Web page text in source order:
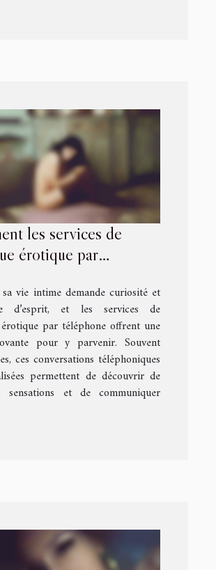
les services de
érotique par
intime ?
vie intime demande curiosité et
d’esprit, et les services de
par téléphone offrent une
pour y parvenir. Souvent
ces conversations téléphoniques
permettent de découvrir de
sensations et de communiquer